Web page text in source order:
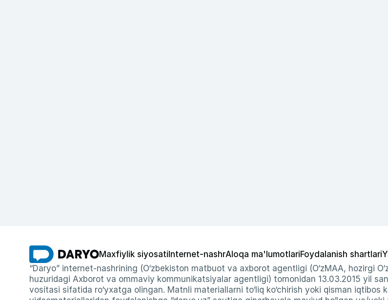
Maxfiylik siyosati Internet-nashrAloqa ma'lumotlariFoydalanish shartlari
“Daryo” internet-nashrining (O‘zbekiston matbuot va axborot agentligi (O‘zMAA, hozirgi
huzuridagi Axborot va ommaviy kommunikatsiyalar agentligi) tomonidan 13.03.2015 yil
vositasi sifatida ro‘yxatga olingan. Matnli materiallarni to‘liq ko‘chirish yoki qisman